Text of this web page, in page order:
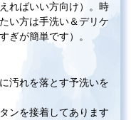
ればいい方向け）。時
い方は手洗い＆デリケ
ぎが簡単です）。
汚れを落とす予洗いを
ンを接着してあります